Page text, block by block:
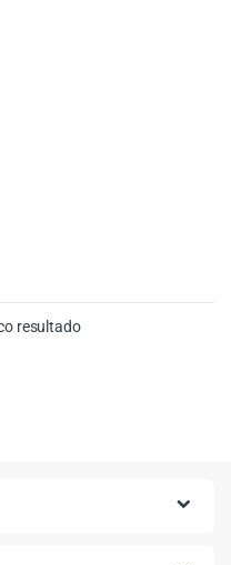
resultado